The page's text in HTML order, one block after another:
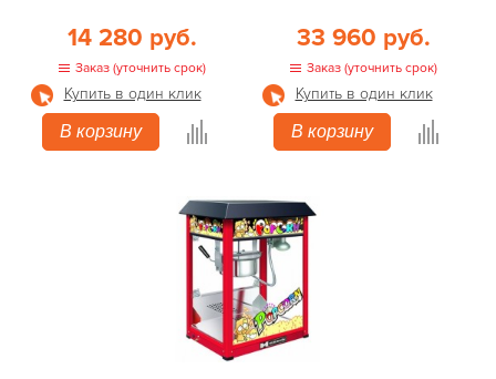
14 280 руб.
Заказ (уточнить срок)
Купить в один клик
В корзину
33 960 руб.
Заказ (уточнить срок)
Купить в один клик
В корзину